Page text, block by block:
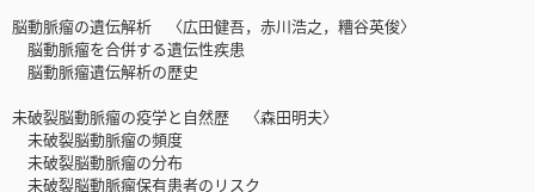
脳動脈瘤の遺伝解析 〈広田健吾，赤川浩之，糟谷英俊〉
脳動脈瘤を合併する遺伝性疾患
脳動脈瘤遺伝解析の歴史
未破裂脳動脈瘤の疫学と自然歴 〈森田明夫〉
未破裂脳動脈瘤の頻度
未破裂脳動脈瘤の分布
未破裂脳動脈瘤保有患者のリスク